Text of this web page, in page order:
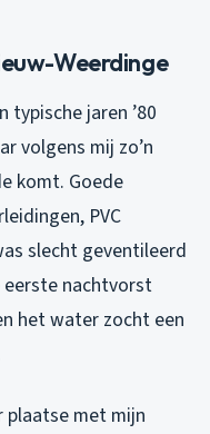
Weerdinge
typische jaren ’80
volgens mij zo’n
komt. Goede
PVC
slecht geventileerd
nachtvorst
het water zocht een
plaatse met mijn